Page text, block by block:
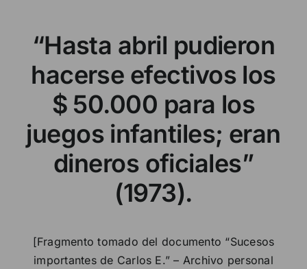
“Hasta abril pudieron
hacerse efectivos los
$ 50.000 para los
juegos infantiles; eran
dineros oficiales”
(1973).
[Fragmento tomado del documento “Sucesos
importantes de Carlos E.” – Archivo personal